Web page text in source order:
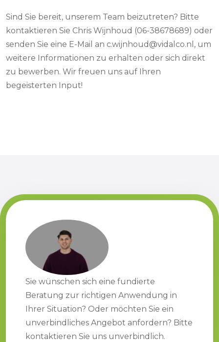
Sind Sie bereit, unserem Team beizutreten? Bitte
kontaktieren Sie Chris Wijnhoud (06-38678689) oder
senden Sie eine E-Mail an c.wijnhoud@vidalco.nl, um
weitere Informationen zu erhalten oder sich direkt
zu bewerben. Wir freuen uns auf Ihren
begeisterten Input!
Sie wünschen sich eine fundierte
Beratung zur richtigen Anwendung in
Ihrer Situation? Oder möchten Sie ein
unverbindliches Angebot anfordern? Bitte
kontaktieren Sie uns unverbindlich.